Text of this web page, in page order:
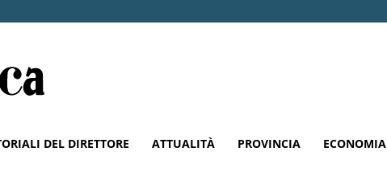
DEL DIRETTORE ATTUALITÀ PROVINCIA ECONOMIA